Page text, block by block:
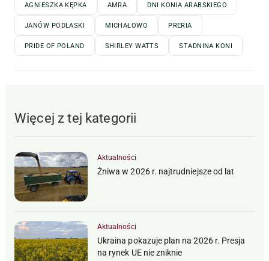
AGNIESZKA KĘPKA AMRA DNI KONIA ARABSKIEGO
JANÓW PODLASKI MICHAŁOWO PRERIA
PRIDE OF POLAND SHIRLEY WATTS STADNINA KONI
Więcej z tej kategorii
Aktualności
Żniwa w 2026 r. najtrudniejsze od lat
Aktualności
Ukraina pokazuje plan na 2026 r. Presja
na rynek UE nie zniknie